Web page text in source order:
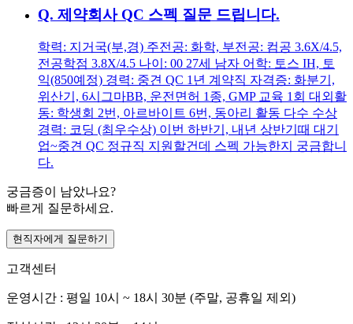
Q. 제약회사 QC 스펙 질문 드립니다.
학력: 지거국(부,경) 주전공: 화학, 부전공: 컴공 3.6X/4.5,
전공학점 3.8X/4.5 나이: 00 27세 남자 어학: 토스 IH, 토
익(850예정) 경력: 중견 QC 1년 계약직 자격증: 화분기,
위산기, 6시그마BB, 운전면허 1종, GMP 교육 1회 대외활
동: 학생회 2번, 아르바이트 6번, 동아리 활동 다수 수상
경력: 코딩 (최우수상) 이번 하반기, 내년 상반기때 대기
업~중견 QC 정규직 지원할건데 스펙 가능한지 궁금합니
다.
궁금증이 남았나요?
빠르게 질문하세요.
현직자에게 질문하기
고객센터
운영시간 : 평일 10시 ~ 18시 30분 (주말, 공휴일 제외)